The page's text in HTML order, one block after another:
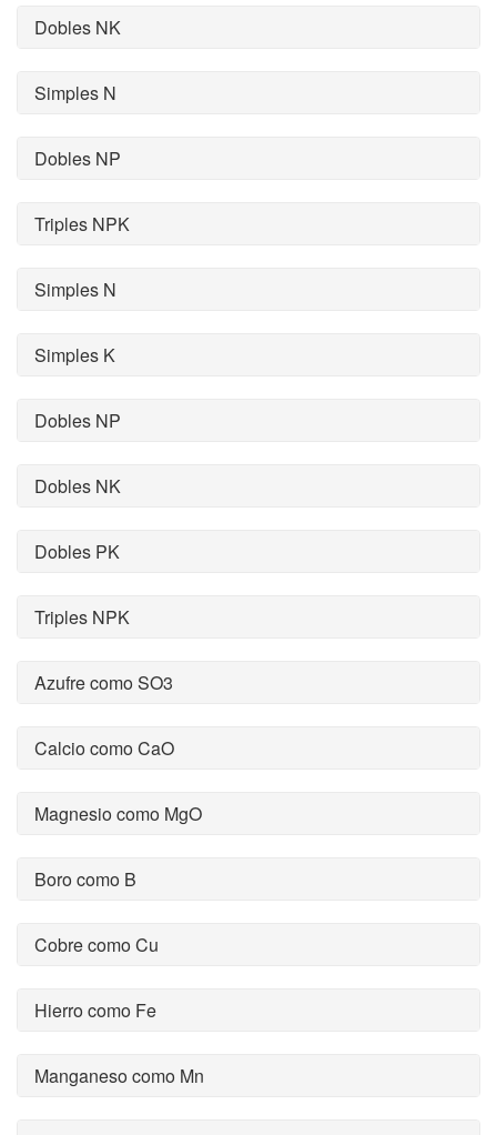
Dobles NK
Simples N
Dobles NP
Triples NPK
Simples N
Simples K
Dobles NP
Dobles NK
Dobles PK
Triples NPK
Azufre como SO3
Calcio como CaO
Magnesio como MgO
Boro como B
Cobre como Cu
Hierro como Fe
Manganeso como Mn